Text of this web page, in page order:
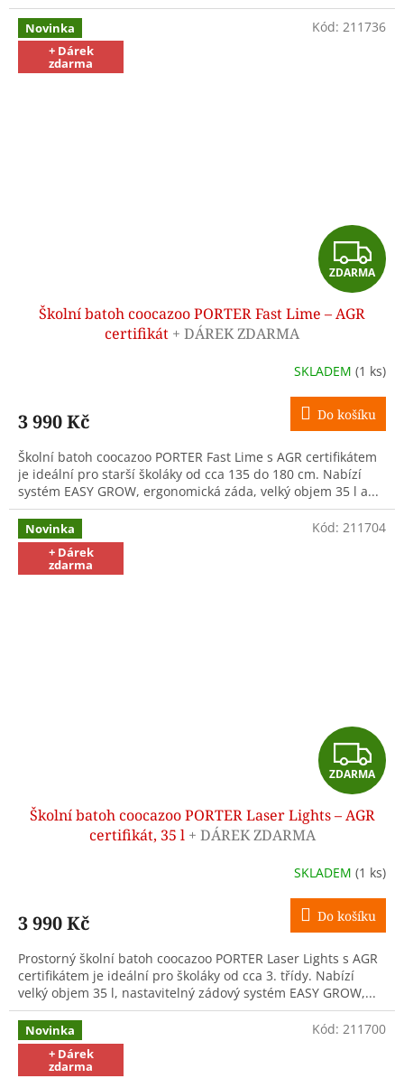
Novinka
+ Dárek
zdarma
Z
D
R
M
A
ZDARMA
Školní batoh coocazoo PORTER Fast Lime – AGR
certifikát + DÁREK ZDARMA
SKLADEM (1 ks)
3 990 Kč Do košíku
Školní batoh coocazoo PORTER Fast Lime s AGR certifikátem
je ideální pro starší školáky od cca 135 do 180 cm. Nabízí
systém EASY GROW, ergonomická záda, velký objem 35 l a...
Kód: 211736
Novinka
+ Dárek
zdarma
Z
D
A
R
M
A
ZDARMA
Školní batoh coocazoo PORTER Laser Lights – AGR
certifikát, 35 l + DÁREK ZDARMA
SKLADEM (1 ks)
3 990 Kč Do košíku
Prostorný školní batoh coocazoo PORTER Laser Lights s AGR
certifikátem je ideální pro školáky od cca 3. třídy. Nabízí
velký objem 35 l, nastavitelný zádový systém EASY GROW,...
Kód: 211704
Novinka
+ Dárek
zdarma
Kód: 211700